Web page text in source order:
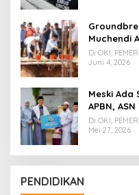
Muchendi
Timur
Di OKI,
Juni 4, 2026
Meski Ada
APBN,
Tanpa
Di OKI,
Mei 27, 2026
PENDIDIKAN